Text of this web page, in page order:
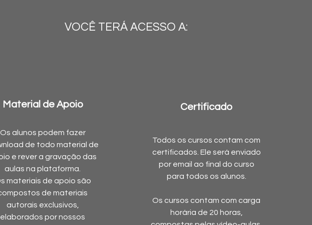
VOCÊ TERÁ ACESSO A:
Material de Apoio
Os alunos podem fazer
de todo material de
e rever a gravação das
aulas na plataforma.
materiais de apoio são
de materiais
autorais exclusivos,
elaborados por nossos
Certificado
Todos os cursos contam com
certificados. Ele será enviado
por email ao final do curso
para todos os alunos.
Os cursos contam com carga
horária de 20 horas,